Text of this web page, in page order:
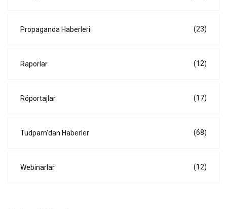
Propaganda Haberleri (23)
Raporlar (12)
Röportajlar (17)
Tudpam'dan Haberler (68)
Webinarlar (12)